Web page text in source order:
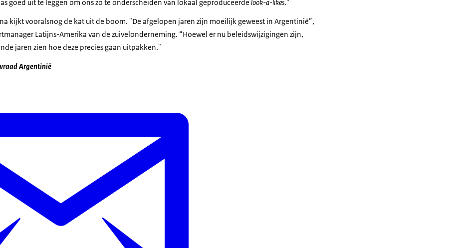
goed uit te leggen om ons zo te onderscheiden van lokaal geproduceerde look-a-likes.”
kijkt vooralsnog de kat uit de boom. "De afgelopen jaren zijn moeilijk geweest in Argentinië”,
Latijns-Amerika van de zuivelonderneming. “Hoewel er nu beleidswijzigingen zijn,
jaren zien hoe deze precies gaan uitpakken."
Argentinië